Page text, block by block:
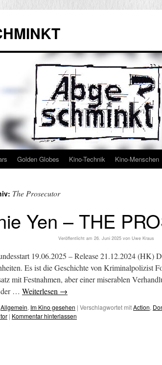
Golden Globes Kino-Technik Kino-Menschen
The Prosecutor
Yen – THE
Veröffentlicht am 26. Juni 2025 von Uwe Kraus
19.06.2025 – Release 21.12.2024 (HK)
Es ist die Geschichte von Kriminalpolizist
mit Festnahmen, aber einer miserablen
der … Weiterlesen →
Allgemein, Im Kino gesehen | Verschlagwortet mitAction,
| Kommentar hinterlassen